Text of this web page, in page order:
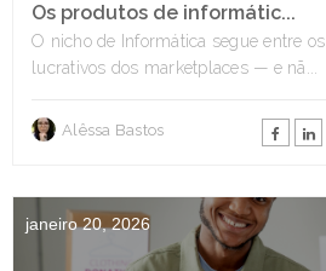
Os produtos de informátic...
O nicho de Informática segue entre
lucrativos dos marketplaces — e nã...
Alêssa Bastos
janeiro 20, 2026